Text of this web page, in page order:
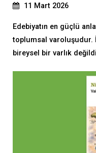
11 Mart 2026
Edebiyatın en güçlü
toplumsal varoluşudur.
bireysel bir varlık